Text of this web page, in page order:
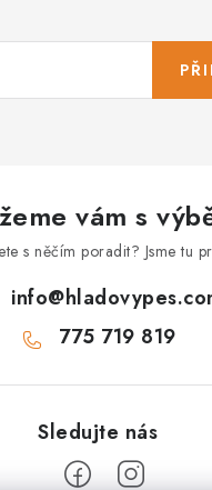
vám s
s něčím poradit? Jsme tu
info@
775 719 819